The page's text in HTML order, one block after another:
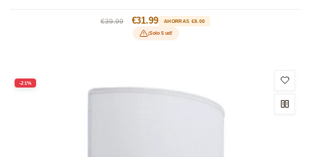
Precio
habitual
€39.99
Precio
de
oferta
€31.99 AHORRAS €8.00
¡Solo 5 ud!
-21%